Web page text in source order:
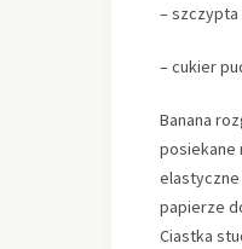
– szczypta
– cukier
Banana
posiekane
elastyczne
papierze
Ciastka